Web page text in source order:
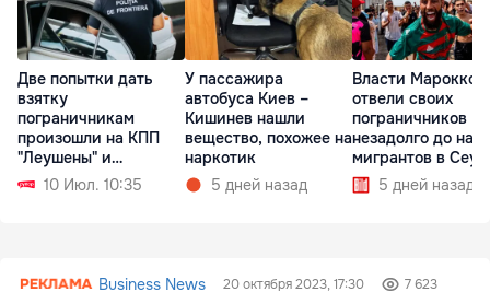
Две попытки дать
взятку
пограничникам
произошли на КПП
"Леушены" и
"Паланка"
10 Июл. 10:35
У пассажира
автобуса Киев –
Кишинев нашли
вещество, похожее на
наркотик
5 дней назад
Власти Марокко
отвели своих
пограничников
незадолго до
мигрантов в
5 дней назад
Business News 20 октября 2023, 17:30 7 623